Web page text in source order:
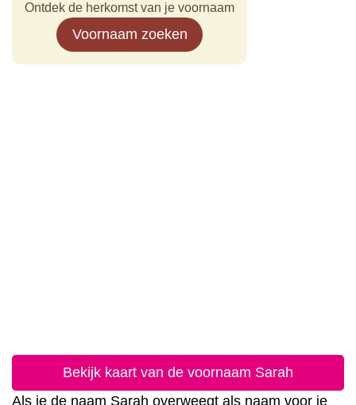
Ontdek de herkomst van je voornaam
Voornaam zoeken
Bekijk kaart van de voornaam Sarah
Als je de naam Sarah overweegt als naam voor je